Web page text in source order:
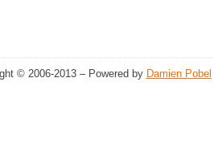
© 2006-2013 – Powered by Damien Pobel